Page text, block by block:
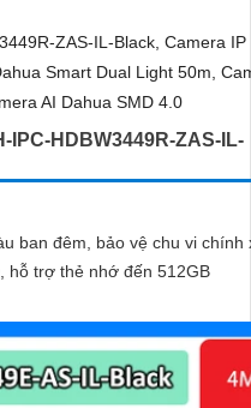
IPC-HDBW3449R-ZAS-IL-
ban đêm, bảo vệ chu vi chính
hỗ trợ thẻ nhớ đến 512GB